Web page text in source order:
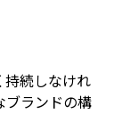
持続しなけれ
ブランドの構